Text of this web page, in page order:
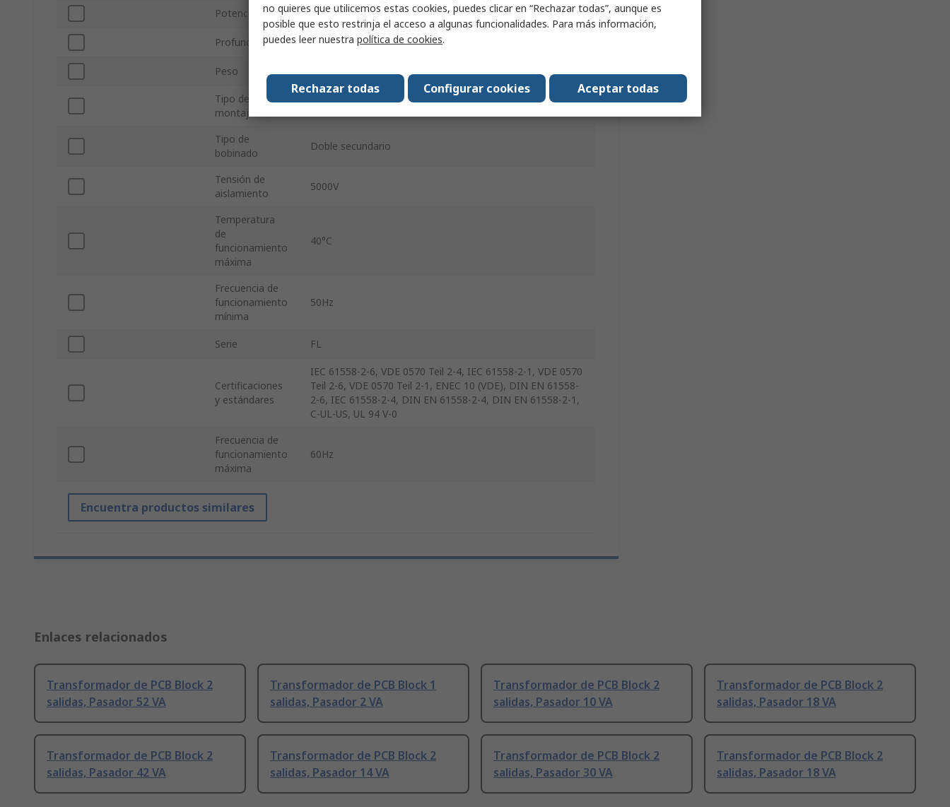
Potencia 52VA
Profundidad 70mm
Peso 0.98kg
Tipo de
montaje
Pasador
Tipo de
bobinado
Doble secundario
Tensión de
aislamiento
5000V
Temperatura
de
funcionamiento
máxima
40°C
Frecuencia de
funcionamiento
mínima
50Hz
Serie FL
Certificaciones
y estándares
IEC 61558-2-6, VDE 0570 Teil 2-4, IEC 61558-2-1, VDE 0570
Teil 2-6, VDE 0570 Teil 2-1, ENEC 10 (VDE), DIN EN 61558-
2-6, IEC 61558-2-4, DIN EN 61558-2-4, DIN EN 61558-2-1,
C-UL-US, UL 94 V-0
Frecuencia de
funcionamiento
máxima
60Hz
Encuentra productos similares
Enlaces relacionados
Transformador de PCB Block 2
salidas, Pasador 52 VA
Transformador de PCB Block 1
salidas, Pasador 2 VA
Transformador de PCB Block 2
salidas, Pasador 10 VA
Transformador de PCB Block 2
salidas, Pasador 18 VA
Transformador de PCB Block 2
salidas, Pasador 42 VA
Transformador de PCB Block 2
salidas, Pasador 14 VA
Transformador de PCB Block 2
salidas, Pasador 30 VA
Transformador de PCB Block 2
salidas, Pasador 18 VA
no quieres que utilicemos estas cookies, puedes clicar en “Rechazar todas”, aunque es
posible que esto restrinja el acceso a algunas funcionalidades. Para más información,
puedes leer nuestra política de cookies.
Aceptar todas
Configurar cookies
Rechazar todas